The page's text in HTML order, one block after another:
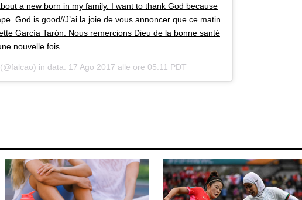
a new born in my family. I want to thank God because
God is good//J’ai la joie de vous annoncer que ce matin
García Tarón. Nous remercions Dieu de la bonne santé
nouvelle fois
in data: 17 Ago 2017 alle ore 05:11 PDT